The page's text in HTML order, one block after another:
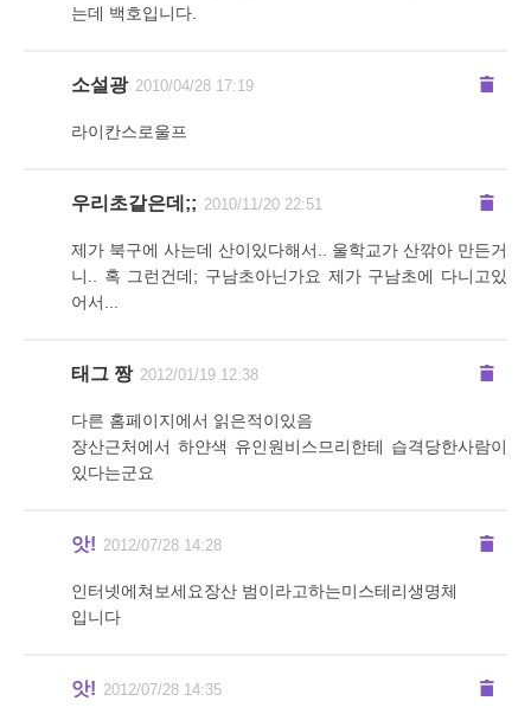
는데 백호입니다.
소설광 2010/04/28 17:19
라이칸스로울프
우리초같은데;; 2010/11/20 22:51
제가 북구에 사는데 산이있다해서.. 울학교가 산깎아 만든거
니.. 혹 그런건데; 구남초아닌가요 제가 구남초에 다니고있
어서...
태그 짱 2012/01/19 12:38
다른 홈페이지에서 읽은적이있음
장산근처에서 하얀색 유인원비스므리한테 습격당한사람이
있다는군요
앗! 2012/07/28 14:28
인터넷에쳐보세요장산 범이라고하는미스테리생명체
입니다
앗! 2012/07/28 14:35